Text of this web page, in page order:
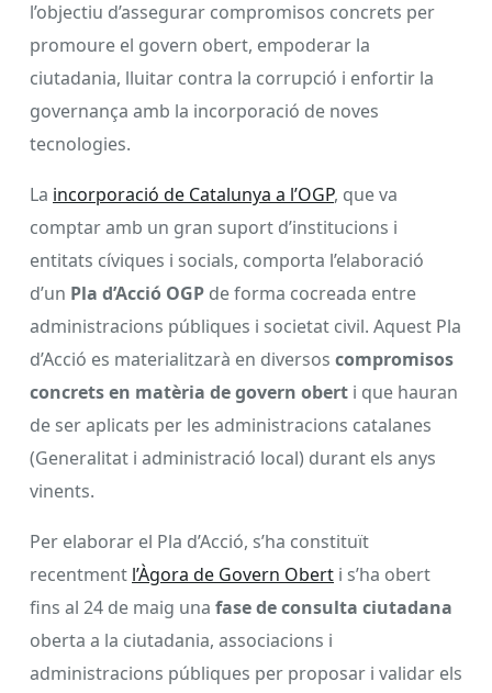
l’objectiu d’assegurar compromisos concrets per
promoure el govern obert, empoderar la
ciutadania, lluitar contra la corrupció i enfortir la
governança amb la incorporació de noves
tecnologies.
La incorporació de Catalunya a l’OGP, que va
comptar amb un gran suport d’institucions i
entitats cíviques i socials, comporta l’elaboració
d’un Pla d’Acció OGP de forma cocreada entre
administracions públiques i societat civil. Aquest Pla
d’Acció es materialitzarà en diversos compromisos
concrets en matèria de govern obert i que hauran
de ser aplicats per les administracions catalanes
(Generalitat i administració local) durant els anys
vinents.
Per elaborar el Pla d’Acció, s’ha constituït
recentment l’Àgora de Govern Obert i s’ha obert
fins al 24 de maig una fase de consulta ciutadana
oberta a la ciutadania, associacions i
administracions públiques per proposar i validar els